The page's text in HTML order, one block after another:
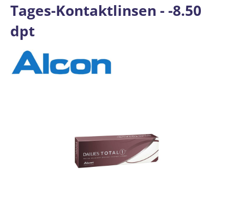
Tages-Kontaktlinsen - -8.50
dpt